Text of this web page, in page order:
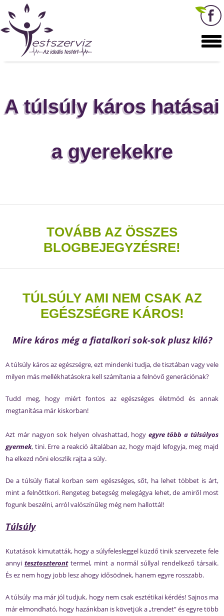
A túlsúly káros hatásai
a gyerekekre
TOVÁBB AZ ÖSSZES
BLOGBEJEGYZÉSRE!
TÚLSÚLY AMI NEM CSAK AZ
EGÉSZSÉGRE KÁROS!
Mire káros még a fiatalkori sok-sok plusz kiló?
A túlsúly káros az egészségre, ezt mindenki tudja, de tisztában vagy vele
milyen más mellékhatásokra kell számítania a felnövő generációnak?
Tudd meg, hogy miért fontos az egészséges életmód és annak
megtanítása már kiskorban!
Azt már nagyon sok helyen olvashattad, hogy egyre több a túlsúlyos
gyermek, tini. Erre a reakció általában az, hogy majd lefogyja, meg majd
ha elkezd nőni eloszlik rajta a súly.
De a túlsúly fiatal korban sem egészséges, sőt, ha lehet többet is árt,
mint a felnőttkori. Rengeteg betegség melegágya lehet, de amiről most
fogunk beszélni, arról valószínűleg még nem hallottál!
Túlsúly
Kutatások kimutatták, hogy a súlyfelesleggel küzdő tinik szervezete fele
annyitesztoszteront termel, mint a normál súllyal rendelkező társaik.
És ez nem hogy jobb lesz ahogy idősödnek, hanem egyre rosszabb.
A túlsúly ma már jól tudjuk, hogy nem csak esztétikai kérdés! Sajnos ma
már elmondható, hogy hazánkban is követjük a „trendet” és egyre több